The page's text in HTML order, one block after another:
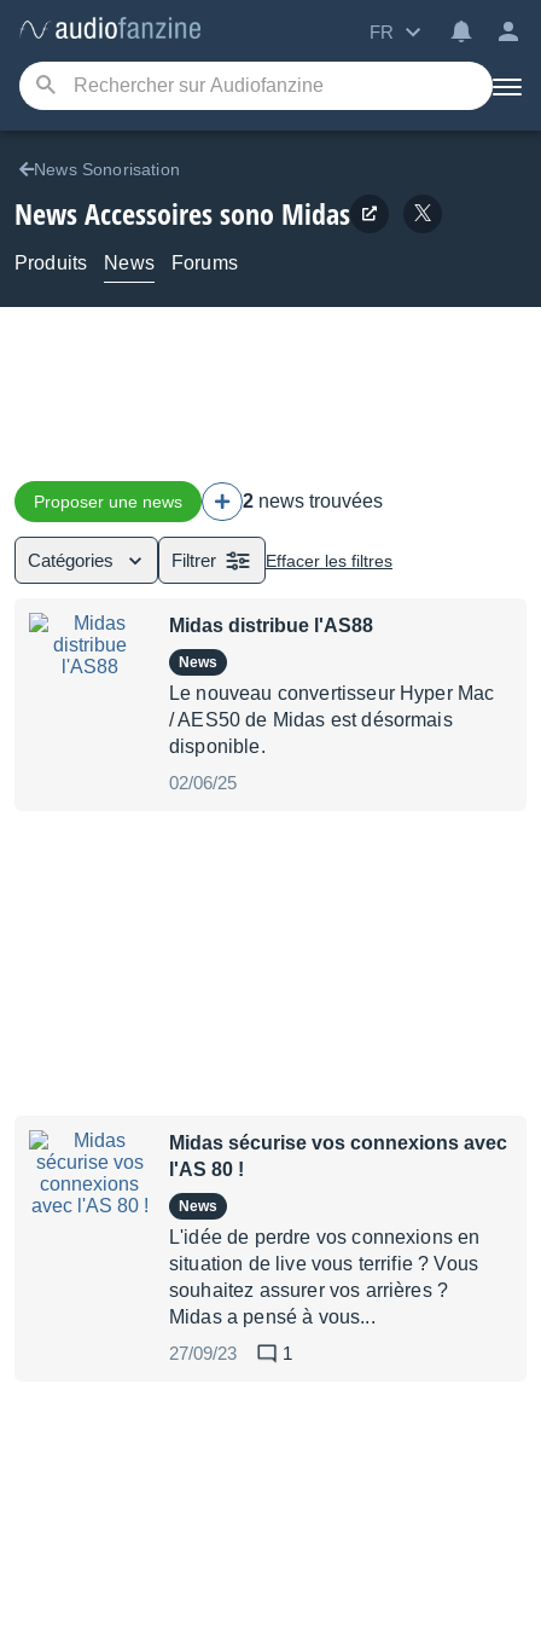
FR
News Sonorisation
News Accessoires sono Midas
Produits News Forums
Proposer une news 2 news trouvées
Catégories Filtrer Effacer les filtres
Midas distribue l'AS88
News
Le nouveau convertisseur Hyper Mac
/ AES50 de Midas est désormais
disponible.
02/06/25
Midas sécurise vos connexions avec
l'AS 80 !
News
L'idée de perdre vos connexions en
situation de live vous terrifie ? Vous
souhaitez assurer vos arrières ?
Midas a pensé à vous...
27/09/23
1